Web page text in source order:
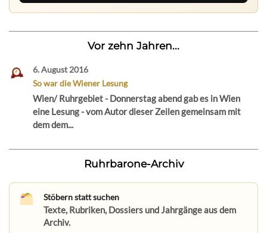
Vor zehn Jahren...
6. August 2016
So war die Wiener Lesung
Wien/ Ruhrgebiet - Donnerstag abend gab es in Wien
eine Lesung - vom Autor dieser Zeilen gemeinsam mit
dem dem...
Ruhrbarone-Archiv
Stöbern statt suchen
Texte, Rubriken, Dossiers und Jahrgänge aus dem
Archiv.